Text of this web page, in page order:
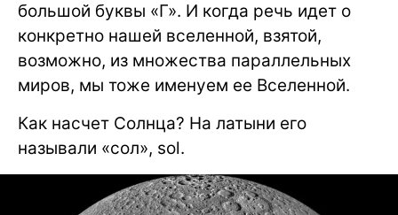
большой буквы «Г». И когда речь идет о
конкретно нашей вселенной, взятой,
возможно, из множества параллельных
миров, мы тоже именуем ее Вселенной.
Как насчет Солнца? На латыни его
называли «сол», sol.